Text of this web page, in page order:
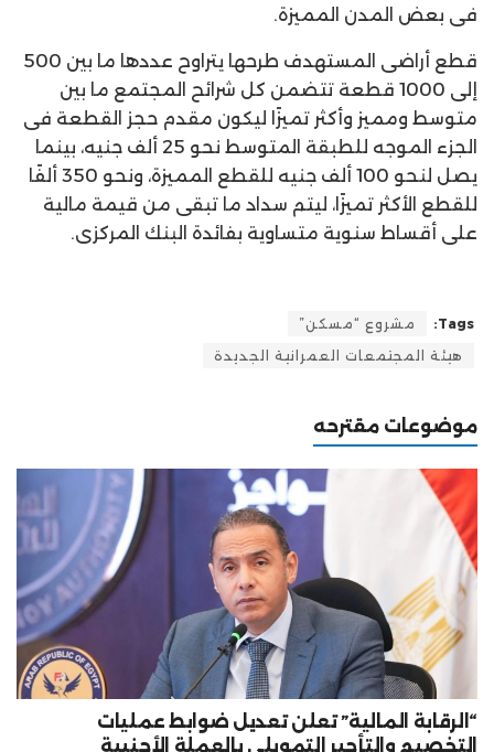
فى بعض المدن المميزة.
قطع أراضى المستهدف طرحها يتراوح عددها ما بين 500
إلى 1000 قطعة تتضمن كل شرائح المجتمع ما بين
متوسط ومميز وأكثر تميزًا ليكون مقدم حجز القطعة فى
الجزء الموجه للطبقة المتوسط نحو 25 ألف جنيه، بينما
يصل لنحو 100 ألف جنيه للقطع المميزة، ونحو 350 ألفًا
للقطع الأكثر تميزًا، ليتم سداد ما تبقى من قيمة مالية
على أقساط سنوية متساوية بفائدة البنك المركزى.
Tags:
مشروع “مسكن”
هيئة المجتمعات العمرانية الجديدة
موضوعات مقترحه
“الرقابة المالية” تعلن تعديل ضوابط عمليات
التخصيم والتأجير التمويلي بالعملة الأجنبية